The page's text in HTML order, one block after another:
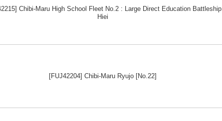
Chibi-Maru High School Fleet No.2 : Large Direct Education Battleship
Hiei
[FUJ42204] Chibi-Maru Ryujo [No.22]